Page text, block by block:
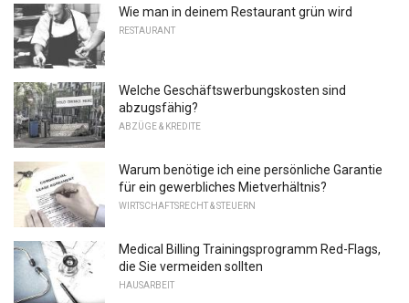
Wie man in deinem Restaurant grün wird
RESTAURANT
Welche Geschäftswerbungskosten sind
abzugsfähig?
ABZÜGE & KREDITE
Warum benötige ich eine persönliche Garantie
für ein gewerbliches Mietverhältnis?
WIRTSCHAFTSRECHT & STEUERN
Medical Billing Trainingsprogramm Red-Flags,
die Sie vermeiden sollten
HAUSARBEIT